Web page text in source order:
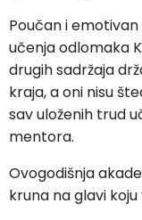
Poučan i
učenja odlomaka
drugih sadržaja
kraja, a oni nisu
sav uloženih trud
mentora.
Ovogodišnja
kruna na glavi